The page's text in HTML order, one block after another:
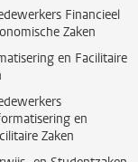
Financieel
Zaken
en Facilitaire
en
Zaken